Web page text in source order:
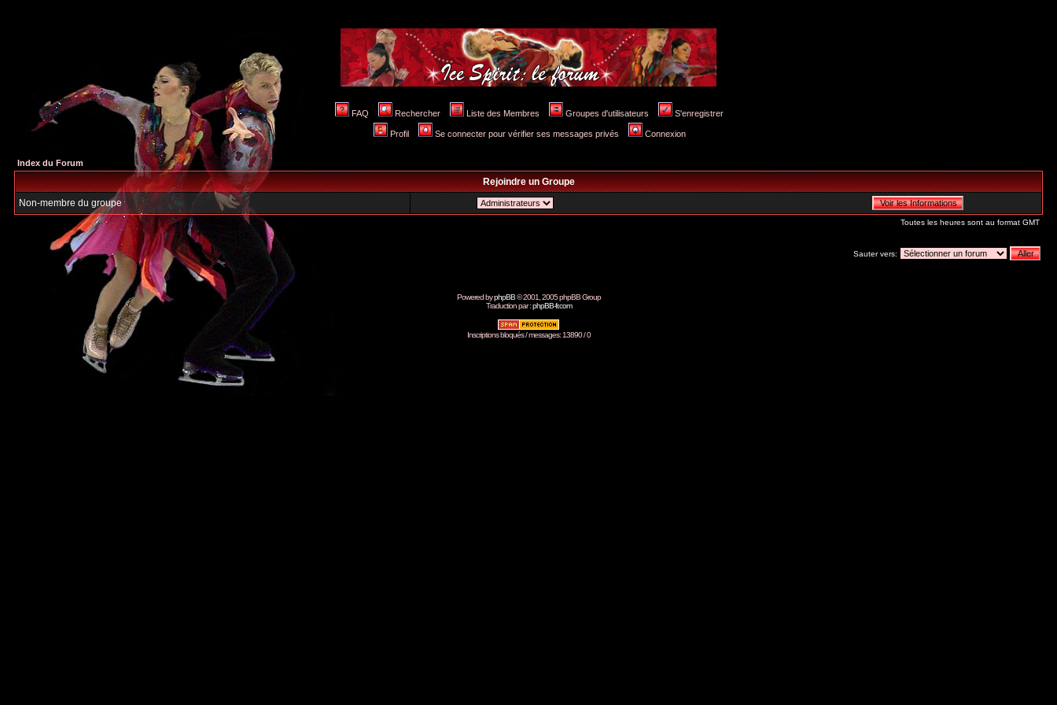
FAQ Rechercher Liste des Membres Groupes d'utilisateurs S'enregistrer
Profil Se connecter pour vérifier ses messages privés Connexion
Index du Forum
Rejoindre un Groupe
Non-membre du groupe
Toutes les heures sont au format GMT
Sauter vers:
Powered byphpBB© 2001, 2005 phpBB Group
Traduction par :phpBB-fr.com
Inscriptions bloqués / messages: 13890 / 0